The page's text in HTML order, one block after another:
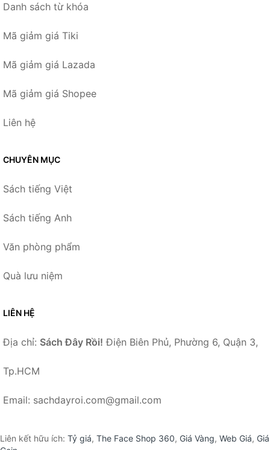
Danh sách từ khóa
Mã giảm giá Tiki
Mã giảm giá Lazada
Mã giảm giá Shopee
Liên hệ
CHUYÊN MỤC
Sách tiếng Việt
Sách tiếng Anh
Văn phòng phẩm
Quà lưu niệm
LIÊN HỆ
Địa chỉ: Sách Đây Rồi! Điện Biên Phủ, Phường 6, Quận 3,
Tp.HCM
Email: sachdayroi.com@gmail.com
Liên kết hữu ích: Tỷ giá, The Face Shop 360, Giá Vàng, Web Giá, Giá